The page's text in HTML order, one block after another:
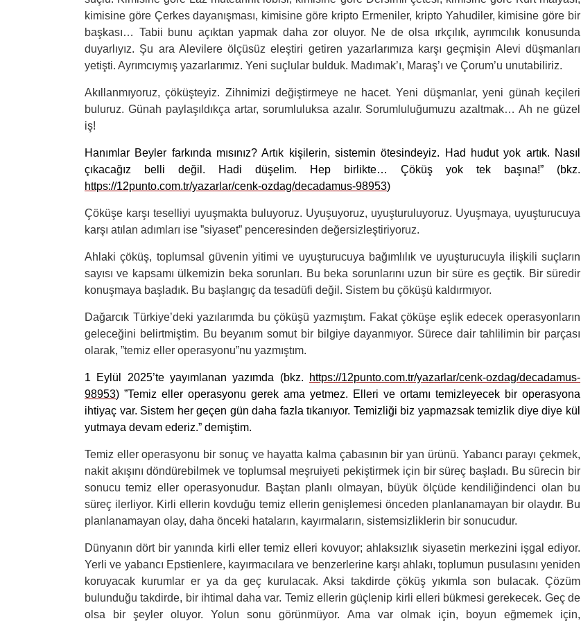
kimisine göre Çerkes dayanışması, kimisine göre kripto Ermeniler, kripto Yahudiler, kimisine göre bir
başkası… Tabii bunu açıktan yapmak daha zor oluyor. Ne de olsa ırkçılık, ayrımcılık konusunda
duyarlıyız. Şu ara Alevilere ölçüsüz eleştiri getiren yazarlarımıza karşı geçmişin Alevi düşmanları
yetişti. Ayrımcıymış yazarlarımız. Yeni suçlular bulduk. Madımak’ı, Maraş’ı ve Çorum’u unutabiliriz.
Akıllanmıyoruz, çöküşteyiz. Zihnimizi değiştirmeye ne hacet. Yeni düşmanlar, yeni günah keçileri
buluruz. Günah paylaşıldıkça artar, sorumluluksa azalır. Sorumluluğumuzu azaltmak… Ah ne güzel
iş!
Hanımlar Beyler farkında mısınız? Artık kişilerin, sistemin ötesindeyiz. Had hudut yok artık. Nasıl
çıkacağız belli değil. Hadi düşelim. Hep birlikte… Çöküş yok tek başına!” (bkz.
https://12punto.com.tr/yazarlar/cenk-ozdag/decadamus-98953)
Çöküşe karşı teselliyi uyuşmakta buluyoruz. Uyuşuyoruz, uyuşturuluyoruz. Uyuşmaya, uyuşturucuya
karşı atılan adımları ise ”siyaset” penceresinden değersizleştiriyoruz.
Ahlaki çöküş, toplumsal güvenin yitimi ve uyuşturucuya bağımlılık ve uyuşturucuyla ilişkili suçların
sayısı ve kapsamı ülkemizin beka sorunları. Bu beka sorunlarını uzun bir süre es geçtik. Bir süredir
konuşmaya başladık. Bu başlangıç da tesadüfi değil. Sistem bu çöküşü kaldırmıyor.
Dağarcık Türkiye’deki yazılarımda bu çöküşü yazmıştım. Fakat çöküşe eşlik edecek operasyonların
geleceğini belirtmiştim. Bu beyanım somut bir bilgiye dayanmıyor. Sürece dair tahlilimin bir parçası
olarak, ”temiz eller operasyonu”nu yazmıştım.
1 Eylül 2025’te yayımlanan yazımda (bkz.
https://12punto.com.tr/yazarlar/cenk-ozdag/decadamus-
98953) ”Temiz eller operasyonu gerek ama yetmez. Elleri ve ortamı temizleyecek bir operasyona
ihtiyaç var. Sistem her geçen gün daha fazla tıkanıyor. Temizliği biz yapmazsak temizlik diye diye kül
yutmaya devam ederiz.” demiştim.
Temiz eller operasyonu bir sonuç ve hayatta kalma çabasının bir yan ürünü. Yabancı parayı çekmek,
nakit akışını döndürebilmek ve toplumsal meşruiyeti pekiştirmek için bir süreç başladı. Bu sürecin bir
sonucu temiz eller operasyonudur. Baştan planlı olmayan, büyük ölçüde kendiliğindenci olan bu
süreç ilerliyor. Kirli ellerin kovduğu temiz ellerin genişlemesi önceden planlanamayan bir olaydır. Bu
planlanamayan olay, daha önceki hataların, kayırmaların, sistemsizliklerin bir sonucudur.
Dünyanın dört bir yanında kirli eller temiz elleri kovuyor; ahlaksızlık siyasetin merkezini işgal ediyor.
Yerli ve yabancı Epstienlere, kayırmacılara ve benzerlerine karşı ahlakı, toplumun pusulasını yeniden
koruyacak kurumlar er ya da geç kurulacak. Aksi takdirde çöküş yıkımla son bulacak. Çözüm
bulunduğu takdirde, bir ihtimal daha var. Temiz ellerin güçlenip kirli elleri bükmesi gerekecek. Geç de
olsa bir şeyler oluyor. Yolun sonu görünmüyor. Ama var olmak için, boyun eğmemek için,